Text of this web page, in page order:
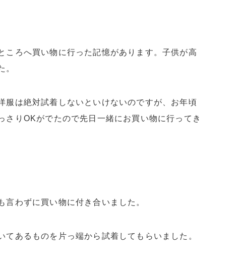
ろへ買い物に行った記憶があります。子供が高
。
服は絶対試着しないといけないのですが、お年頃
りOKがでたので先日一緒にお買い物に行ってき
わずに買い物に付き合いました。
あるものを片っ端から試着してもらいました。